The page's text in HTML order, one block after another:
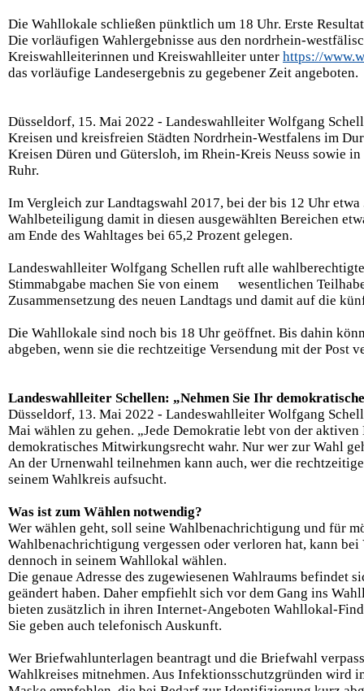
Die Wahllokale schließen pünktlich um 18 Uhr. Erste
Die vorläufigen Wahlergebnisse aus den nordrhein-
Kreiswahlleiterinnen und Kreiswahlleiter unter https://
das vorläufige Landesergebnis zu gegebener Zeit angeboten.
Düsseldorf, 15. Mai 2022 - Landeswahlleiter Wolfgang
Kreisen und kreisfreien Städten Nordrhein-Westfalens im
Kreisen Düren und Gütersloh, im Rhein-Kreis Neuss sowie
Ruhr.
Im Vergleich zur Landtagswahl 2017, bei der bis 12 Uhr
Wahlbeteiligung damit in diesen ausgewählten Bereichen
am Ende des Wahltages bei 65,2 Prozent gelegen.
Landeswahlleiter Wolfgang Schellen ruft alle
Stimmabgabe machen Sie von einem wesentlichen
Zusammensetzung des neuen Landtags und damit auf die
Die Wahllokale sind noch bis 18 Uhr geöffnet. Bis dahin
abgeben, wenn sie die rechtzeitige Versendung mit der Post
Landeswahlleiter Schellen: „Nehmen Sie Ihr
Düsseldorf, 13. Mai 2022 - Landeswahlleiter Wolfgang
Mai wählen zu gehen. „Jede Demokratie lebt von der
demokratisches Mitwirkungsrecht wahr. Nur wer zur Wahl
An der Urnenwahl teilnehmen kann auch, wer die
seinem Wahlkreis aufsucht.
Was ist zum Wählen notwendig?
Wer wählen geht, soll seine Wahlbenachrichtigung und für
Wahlbenachrichtigung vergessen oder verloren hat, kann bei
dennoch in seinem Wahllokal wählen.
Die genaue Adresse des zugewiesenen Wahlraums
geändert haben. Daher empfiehlt sich vor dem Gang ins
bieten zusätzlich in ihren Internet-Angeboten Wahllokal-
Sie geben auch telefonisch Auskunft.
Wer Briefwahlunterlagen beantragt und die Briefwahl
Wahlkreises mitnehmen. Aus Infektionsschutzgründen wird